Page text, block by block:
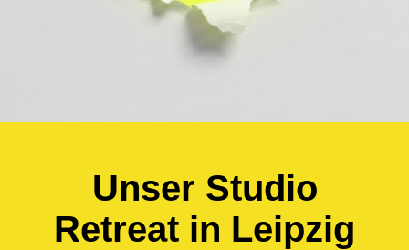
Unser Studio
Retreat in Leipzig